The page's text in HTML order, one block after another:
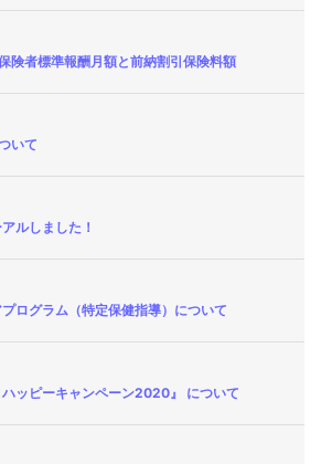
者標準報酬月額と前納割引保険料額
いて
ルしました！
ログラム（特定保健指導）について
ハッピーキャンペーン2020』 について